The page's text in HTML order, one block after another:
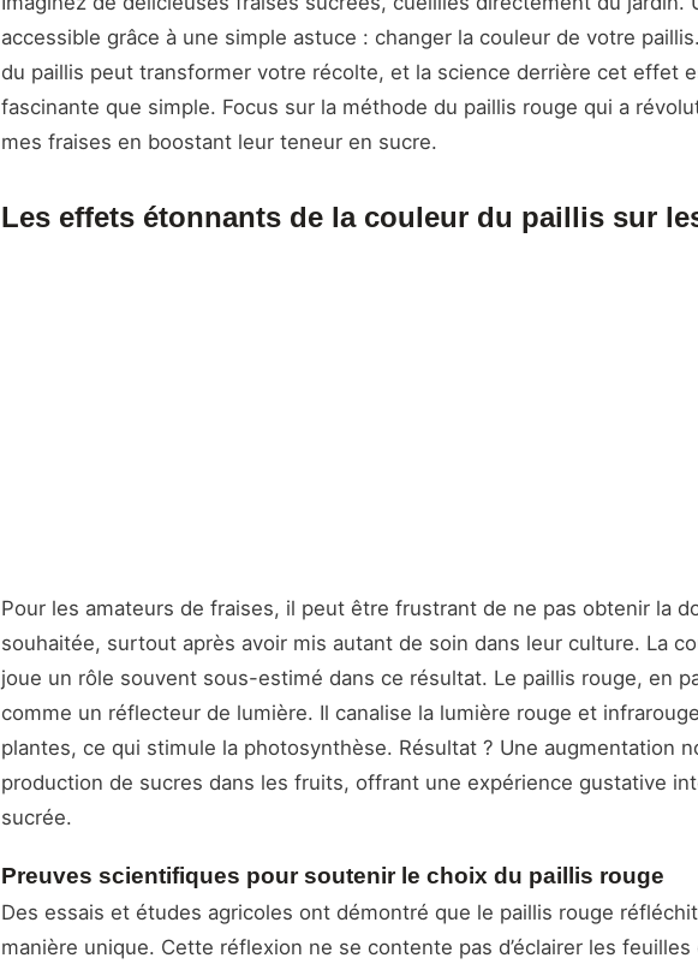
accessible grâce à une simple astuce : changer la couleur de votre
du paillis peut transformer votre récolte, et la science derrière cet effet
fascinante que simple. Focus sur la méthode du paillis rouge qui a
mes fraises en boostant leur teneur en sucre.
Les effets étonnants de la couleur du paillis sur
Pour les amateurs de fraises, il peut être frustrant de ne pas obtenir la
souhaitée, surtout après avoir mis autant de soin dans leur culture. La
joue un rôle souvent sous-estimé dans ce résultat. Le paillis rouge, en
comme un réflecteur de lumière. Il canalise la lumière rouge et
plantes, ce qui stimule la photosynthèse. Résultat ? Une augmentation
production de sucres dans les fruits, offrant une expérience gustative
sucrée.
Preuves scientifiques pour soutenir le choix du paillis rouge
Des essais et études agricoles ont démontré que le paillis rouge réfléchit
manière unique. Cette réflexion ne se contente pas d’éclairer les